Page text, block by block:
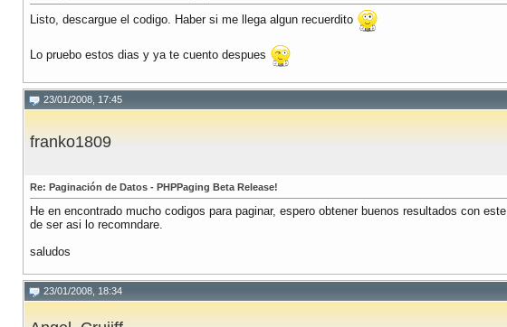
Listo, descargue el codigo. Haber si me llega algun recuerdito
Lo pruebo estos dias y ya te cuento despues
23/01/2008, 17:45
franko1809
Re: Paginación de Datos - PHPPaging Beta Release!
He en encontrado mucho codigos para paginar, espero obtener buenos resultados con este
de ser asi lo recomndare.
saludos
23/01/2008, 18:34